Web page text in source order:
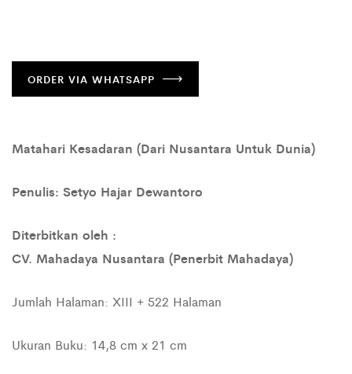
ORDER VIA WHATSAPP
Matahari Kesadaran (Dari Nusantara Untuk Dunia)
Penulis: Setyo Hajar Dewantoro
Diterbitkan oleh :
CV. Mahadaya Nusantara (Penerbit Mahadaya)
Jumlah Halaman: XIII + 522 Halaman
Ukuran Buku: 14,8 cm x 21 cm